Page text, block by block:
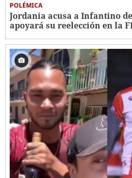
POLÉMICA
Jordania acusa a Infantino
apoyará su reelección en la